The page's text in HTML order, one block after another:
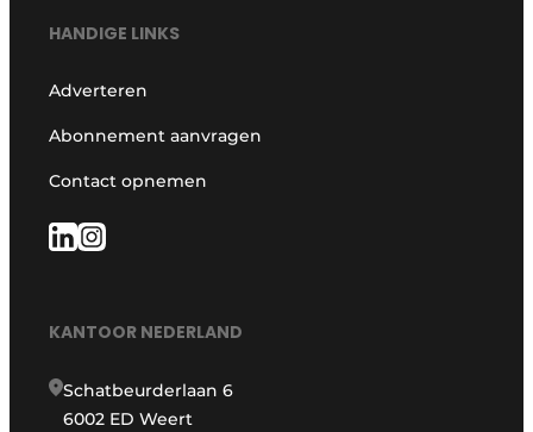
HANDIGE LINKS
Adverteren
Abonnement aanvragen
Contact opnemen
KANTOOR NEDERLAND
Schatbeurderlaan 6
6002 ED Weert